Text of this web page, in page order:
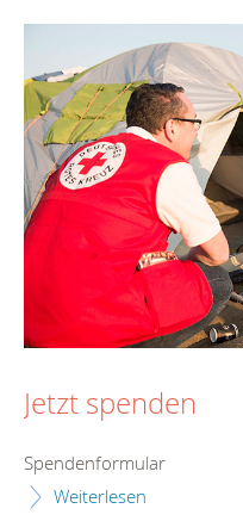
Jetzt spenden
Spendenformular
Weiterlesen